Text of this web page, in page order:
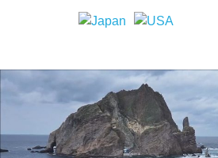
도
한
의
독